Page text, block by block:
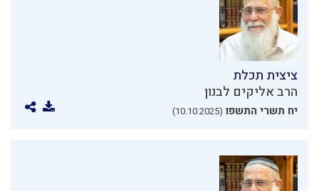
ציצית תכלת
הרב אליקים לבנון
יח תשרי התשפו (10.10.2025)